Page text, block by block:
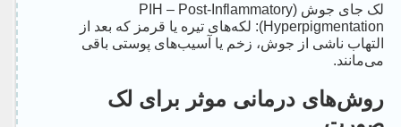
لک جای جوش (PIH – Post-Inflammatory
Hyperpigmentation): لکه‌های تیره یا قرمز که بعد از
التهاب ناشی از جوش، زخم یا آسیب‌های پوستی باقی
می‌مانند.
روش‌های درمانی موثر برای لک